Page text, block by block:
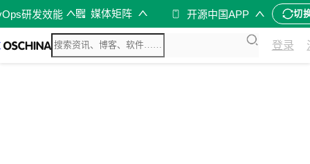
研发效能 媒体矩阵 开源中国APP 切
登录